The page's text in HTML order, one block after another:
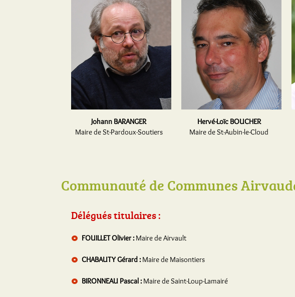
Johann BARANGER
Maire de St-Pardoux-Soutiers
Hervé-Loïc BOUCHER
Maire de St-Aubin-le-Cloud
Communauté de Communes
Délégués titulaires :
FOUILLET Olivier :Maire de Airvault
CHABAUTY Gérard :Maire de Maisontiers
BIRONNEAU Pascal :Maire de Saint-Loup-Lamairé